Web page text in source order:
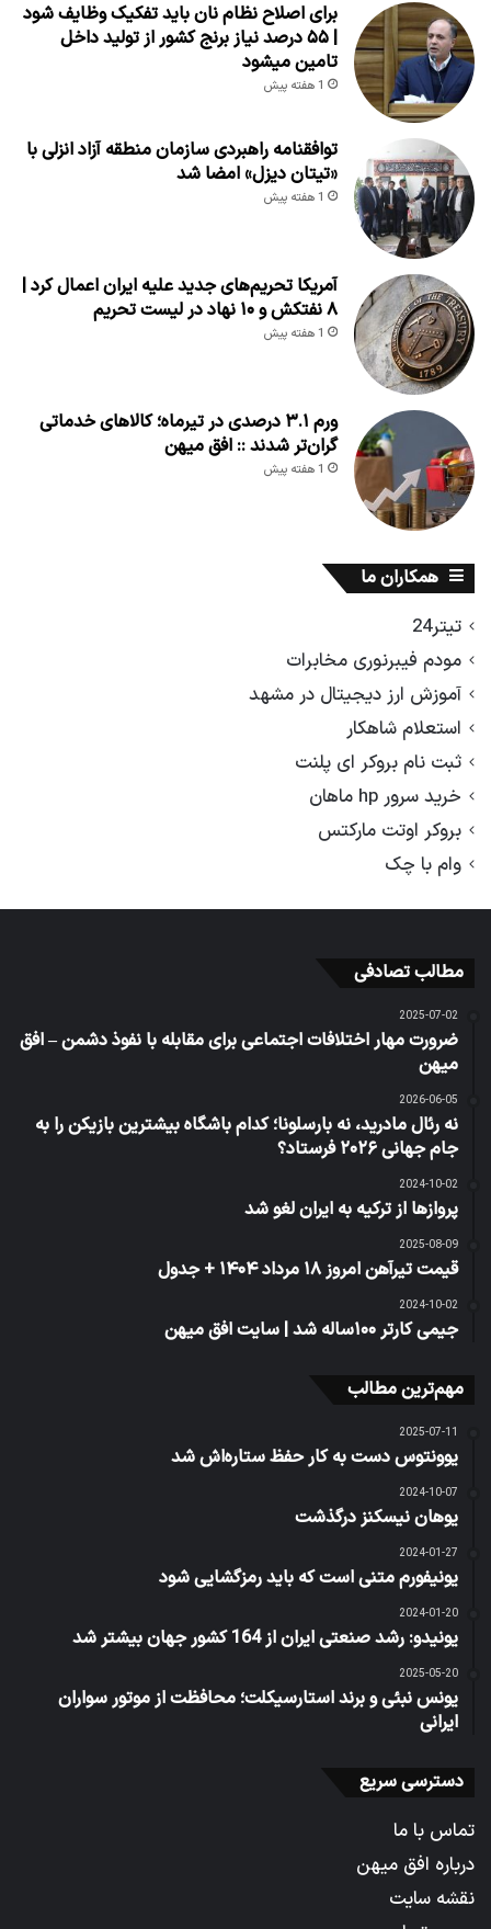
برای اصلاح نظام نان باید تفکیک وظایف شود
| ۵۵ درصد نیاز برنج کشور از تولید داخل
تامین میشود
1 هفته پیش
توافقنامه راهبردی سازمان منطقه آزاد انزلی با
«تیتان دیزل» امضا شد
1 هفته پیش
آمریکا تحریم‌های جدید علیه ایران اعمال کرد |
۸ نفتکش و ۱۰ نهاد در لیست تحریم
1 هفته پیش
ورم ۳.۱ درصدی در تیرماه؛ کالاهای خدماتی
گران‌تر شدند :: افق میهن
1 هفته پیش
همکاران ما
تیتر24
مودم فیبرنوری مخابرات
آموزش ارز دیجیتال در مشهد
استعلام شاهکار
ثبت نام بروکر ای پلنت
خرید سرور hp ماهان
بروکر اوتت مارکتس
وام با چک
مطالب تصادفی
2025-07-02
ضرورت مهار اختلافات اجتماعی برای مقابله با نفوذ دشمن – افق
میهن
2026-06-05
نه رئال مادرید، نه بارسلونا؛ کدام باشگاه بیشترین بازیکن را به
جام جهانی ۲۰۲۶ فرستاد؟
2024-10-02
پروازها از ترکیه به ایران لغو شد
2025-08-09
قیمت تیرآهن امروز ۱۸ مرداد ۱۴۰۴ + جدول
2024-10-02
جیمی کارتر ۱۰۰ساله شد | سایت افق میهن
مهم‌ترین مطالب
2025-07-11
یوونتوس دست به کار حفظ ستاره‌اش شد
2024-10-07
یوهان نیسکنز درگذشت
2024-01-27
یونیفورم متنی است که باید رمزگشایی شود
2024-01-20
یونیدو: رشد صنعتی ایران از 164 کشور جهان بیشتر شد
2025-05-20
یونس نبئی و برند استارسیکلت؛ محافظت از موتور سواران
ایرانی
دسترسی سریع
تماس با ما
درباره افق میهن
نقشه سایت